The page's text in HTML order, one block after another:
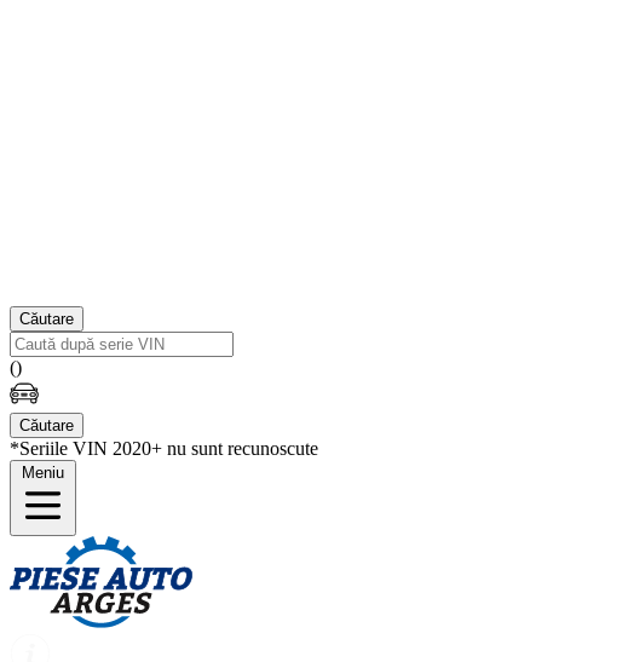
Căutare
()
Căutare
*Seriile VIN 2020+ nu sunt recunoscute
Meniu